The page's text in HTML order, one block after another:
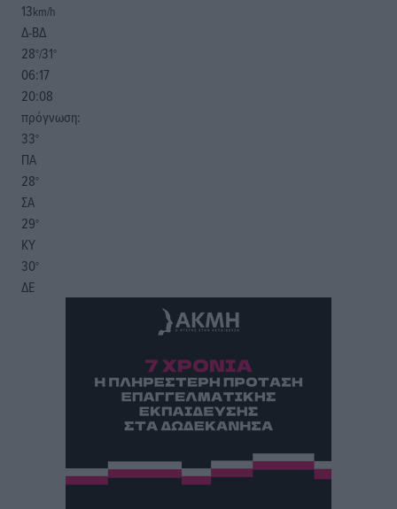
13km/h
Δ-ΒΔ
28°/31°
06:17
20:08
πρόγνωση:
33°
ΠΑ
28°
ΣΑ
29°
ΚΥ
30°
ΔΕ